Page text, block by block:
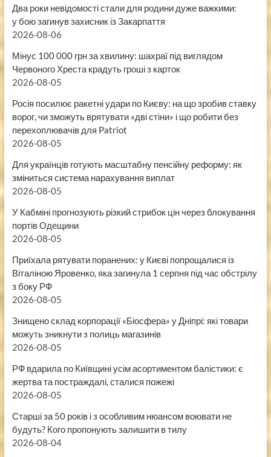
Два роки невідомості стали для родини дуже важкими:
у бою загинув захисник із Закарпаття
2026-08-06
Мінус 100 000 грн за хвилину: шахраї під виглядом
Червоного Хреста крадуть гроші з карток
2026-08-05
Росія посилює ракетні удари по Києву: на що зробив ставку
ворог, чи зможуть врятувати «дві стіни» і що робити без
перехоплювачів для Patriot
2026-08-05
Для українців готують масштабну пенсійну реформу: як
зміниться система нарахування виплат
2026-08-05
У Кабміні прогнозують різкий стрибок цін через блокування
портів Одещини
2026-08-05
Приїхала рятувати поранених: у Києві попрощалися із
Віталіною Яровенко, яка загинула 1 серпня під час обстрілу
з боку РФ
2026-08-05
Знищено склад корпорації «Біосфера» у Дніпрі: які товари
можуть зникнути з полиць магазинів
2026-08-05
РФ вдарила по Київщині усім асортиментом балістики: є
жертва та постраждалі, сталися пожежі
2026-08-05
Старші за 50 років і з особливим нюансом воювати не
будуть? Кого пропонують залишити в тилу
2026-08-04